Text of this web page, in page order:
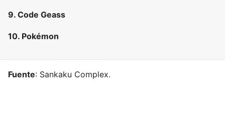
9. Code Geass
10. Pokémon
Fuente: Sankaku Complex.